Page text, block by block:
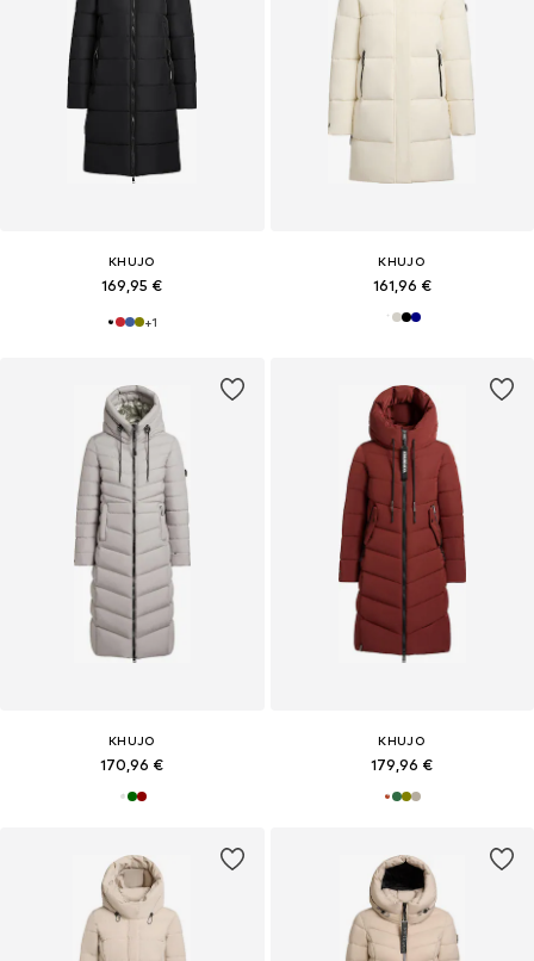
KHUJO
169,95 €
+1
KHUJO
161,96 €
KHUJO
170,96 €
KHUJO
179,96 €